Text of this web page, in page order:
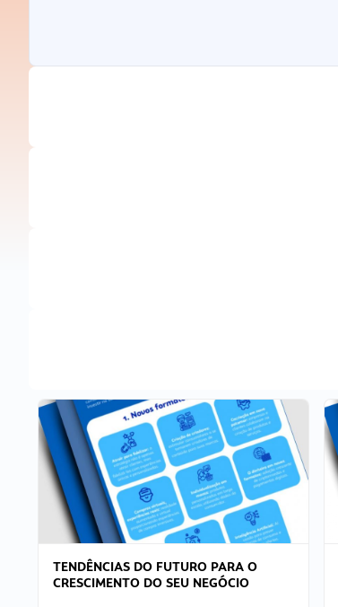
TENDÊNCIAS DO FUTURO PARA O
CRESCIMENTO DO SEU NEGÓCIO